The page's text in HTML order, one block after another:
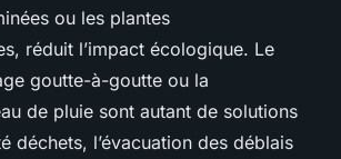
ou les plantes
réduit l’impact écologique. Le
goutte-à-goutte ou la
de pluie sont autant de solutions
déchets, l’évacuation des déblais